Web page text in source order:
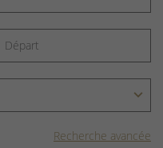
Recherche avancée